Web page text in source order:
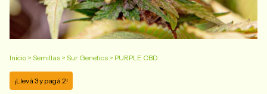
Inicio > Semillas > Sur Genetics > PURPLE CBD
¡Llevá 3 y pagá 2!